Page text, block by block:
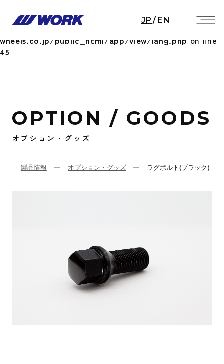
Notice: Undefined index: HTTP_ACCEPT_LANGUAGE
/home/workwheels/work-
wheels.co.jp/public_html/app/view/lang.php on line
45
JP / EN
OPTION / GOODS
オプション・グッズ
製品情報 オプション・グッズ ラグボルト(ブラック)